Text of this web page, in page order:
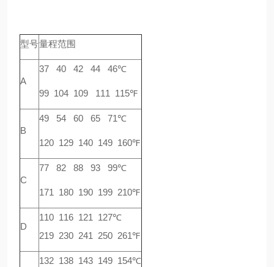
型号量程范围
A
37 40 42 44 46℃
99 104 109 111 115℉
B
49 54 60 65 71℃
120 129 140 149 160℉
C
77 82 88 93 99℃
171 180 190 199 210℉
D
110 116 121 127℃
219 230 241 250 261℉
132 138 143 149 154℃